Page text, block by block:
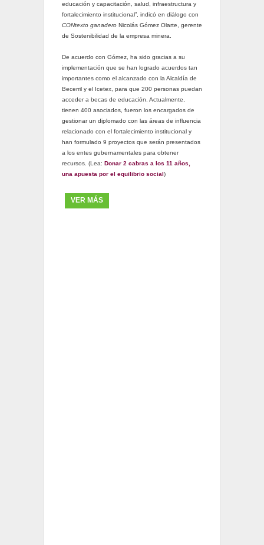
educación y capacitación, salud, infraestructura y
fortalecimiento institucional”, indicó en diálogo con
CONtexto ganadero Nicolás Gómez Olarte, gerente
de Sostenibilidad de la empresa minera.
De acuerdo con Gómez, ha sido gracias a su
implementación que se han logrado acuerdos tan
importantes como el alcanzado con la Alcaldía de
Becerril y el Icetex, para que 200 personas puedan
acceder a becas de educación. Actualmente,
tienen 400 asociados, fueron los encargados de
gestionar un diplomado con las áreas de influencia
relacionado con el fortalecimiento institucional y
han formulado 9 proyectos que serán presentados
a los entes gubernamentales para obtener
recursos. (Lea: Donar 2 cabras a los 11 años,
una apuesta por el equilibrio social )
VER MÁS